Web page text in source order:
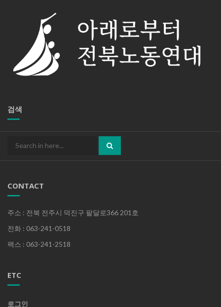
검색
CONTACT
주소 : 전북 전주시 덕진구 팔달로366 201호
전화 : 063-241-0518
팩스 : 063-241-2518
ETC
로그인